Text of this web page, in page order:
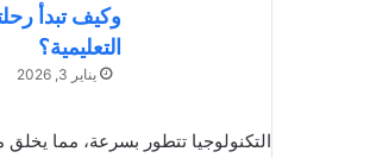
وكيف تبدأ
التعليمية؟
يناير 3, 2026
التكنولوجيا تتطور بسرعة، مما